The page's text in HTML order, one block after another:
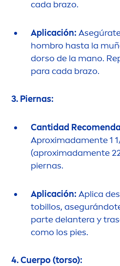
cada brazo.
Aplicación:
hombro hasta la
dorso de la mano.
para cada brazo.
3. Piernas:
Cantidad Recomen
Aproximadamente 1
(aproximadamente
piernas.
Aplicación: Aplica
tobillos,
parte delantera y
como los pies.
4. Cuerpo (torso):